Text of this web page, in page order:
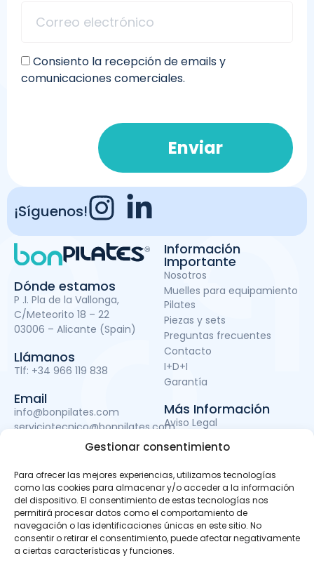
Gestionar consentimiento
Para ofrecer las mejores experiencias, utilizamos tecnologías
como las cookies para almacenar y/o acceder a la información
del dispositivo. El consentimiento de estas tecnologías nos
permitirá procesar datos como el comportamiento de
navegación o las identificaciones únicas en este sitio. No
consentir o retirar el consentimiento, puede afectar negativamente
a ciertas características y funciones.
Dónde estamos
P .I. Pla de la Vallonga,
C/Meteorito 18 – 22
03006 – Alicante (Spain)
Llámanos
Tlf: +34 966 119 838
Email
info@bonpilates.com
serviciotecnico@bonpilates.com
Información
Importante
Nosotros
Muelles para equipamiento
Pilates
Piezas y sets
Preguntas frecuentes
Contacto
I+D+I
Garantía
Más Información
Aviso Legal
Política de Privacidad
Política de cookies
Subvenciones
Consiento la recepción de emails y
comunicaciones comerciales.
Enviar
¡Síguenos!
BONPILATES S.L. ha sido beneficiaria del Fondo Europeo de
Desarrollo Regional cuyo objetivo es mejorar el uso y la
calidad de las tecnologías de la información y de las